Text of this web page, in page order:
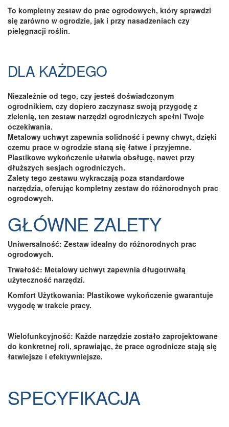
To kompletny zestaw do prac ogrodowych, który sprawdzi
się zarówno w ogrodzie, jak i przy nasadzeniach czy
pielęgnacji roślin.
DLA KAŻDEGO
Niezależnie od tego, czy jesteś doświadczonym
ogrodnikiem, czy dopiero zaczynasz swoją przygodę z
zielenią, ten zestaw narzędzi ogrodniczych spełni Twoje
oczekiwania.
Metalowy uchwyt zapewnia solidność i pewny chwyt, dzięki
czemu prace w ogrodzie staną się łatwe i przyjemne.
Plastikowe wykończenie ułatwia obsługę, nawet przy
dłuższych sesjach ogrodniczych.
Zalety tego zestawu wykraczają poza standardowe
narzędzia, oferując kompletny zestaw do różnorodnych prac
ogrodowych.
GŁÓWNE ZALETY
Uniwersalność: Zestaw idealny do różnorodnych prac
ogrodowych.
Trwałość: Metalowy uchwyt zapewnia długotrwałą
użyteczność narzędzi.
Komfort Użytkowania: Plastikowe wykończenie gwarantuje
wygodę w trakcie pracy.
Wielofunkcyjność: Każde narzędzie zostało zaprojektowane
do konkretnej roli, sprawiając, że prace ogrodnicze stają się
łatwiejsze i efektywniejsze.
SPECYFIKACJA